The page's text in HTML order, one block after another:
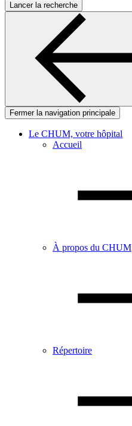
Lancer la recherche
Fermer la navigation principale
Le CHUM, votre hôpital
Accueil
À propos du CHUM
Répertoire